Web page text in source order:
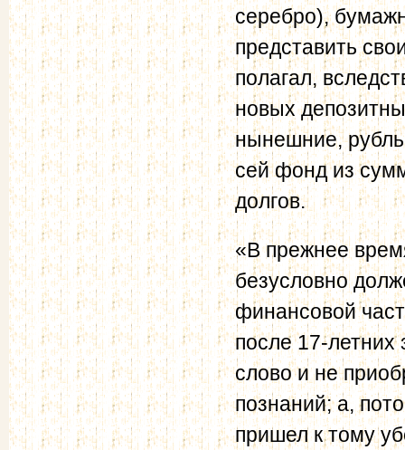
серебро),
представить
полагал,
новых
нынешние, рубль
сей фонд из
долгов.
«В прежнее
безусловно
финансовой
после 17-
слово и не
познаний; а,
пришел к тому